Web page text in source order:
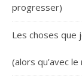
progresser)
Les choses que
(alors qu’avec le